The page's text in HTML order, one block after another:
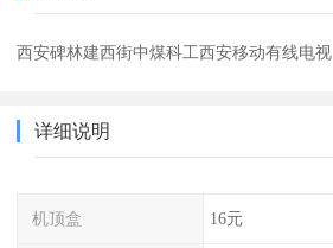
西安碑林建西街中煤科工西安移动有线电视
详细说明
机顶盒 16元